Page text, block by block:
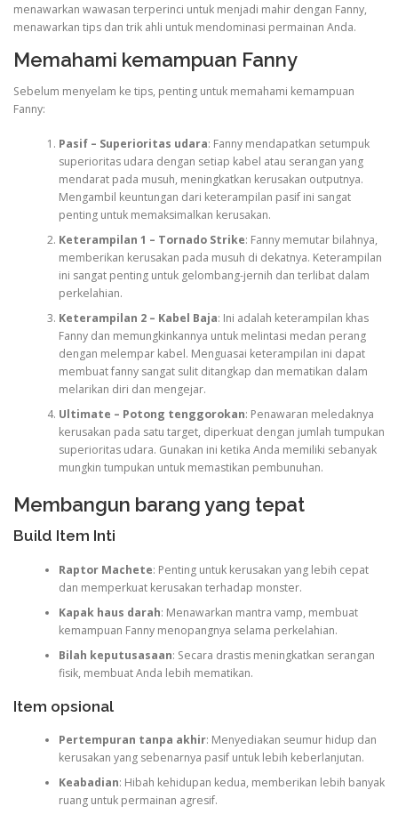
menawarkan wawasan terperinci untuk menjadi mahir dengan Fanny,
menawarkan tips dan trik ahli untuk mendominasi permainan Anda.
Memahami kemampuan Fanny
Sebelum menyelam ke tips, penting untuk memahami kemampuan
Fanny:
Pasif – Superioritas udara: Fanny mendapatkan setumpuk
superioritas udara dengan setiap kabel atau serangan yang
mendarat pada musuh, meningkatkan kerusakan outputnya.
Mengambil keuntungan dari keterampilan pasif ini sangat
penting untuk memaksimalkan kerusakan.
Keterampilan 1 – Tornado Strike: Fanny memutar bilahnya,
memberikan kerusakan pada musuh di dekatnya. Keterampilan
ini sangat penting untuk gelombang-jernih dan terlibat dalam
perkelahian.
Keterampilan 2 – Kabel Baja: Ini adalah keterampilan khas
Fanny dan memungkinkannya untuk melintasi medan perang
dengan melempar kabel. Menguasai keterampilan ini dapat
membuat fanny sangat sulit ditangkap dan mematikan dalam
melarikan diri dan mengejar.
Ultimate – Potong tenggorokan: Penawaran meledaknya
kerusakan pada satu target, diperkuat dengan jumlah tumpukan
superioritas udara. Gunakan ini ketika Anda memiliki sebanyak
mungkin tumpukan untuk memastikan pembunuhan.
Membangun barang yang tepat
Build Item Inti
Raptor Machete: Penting untuk kerusakan yang lebih cepat
dan memperkuat kerusakan terhadap monster.
Kapak haus darah: Menawarkan mantra vamp, membuat
kemampuan Fanny menopangnya selama perkelahian.
Bilah keputusasaan: Secara drastis meningkatkan serangan
fisik, membuat Anda lebih mematikan.
Item opsional
Pertempuran tanpa akhir: Menyediakan seumur hidup dan
kerusakan yang sebenarnya pasif untuk lebih keberlanjutan.
Keabadian: Hibah kehidupan kedua, memberikan lebih banyak
ruang untuk permainan agresif.